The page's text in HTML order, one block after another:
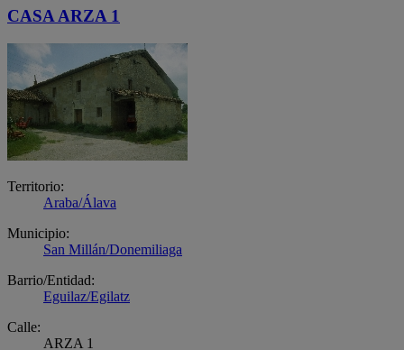
CASA ARZA 1
Territorio:
Araba/Álava
Municipio:
San Millán/Donemiliaga
Barrio/Entidad:
Eguilaz/Egilatz
Calle:
ARZA 1